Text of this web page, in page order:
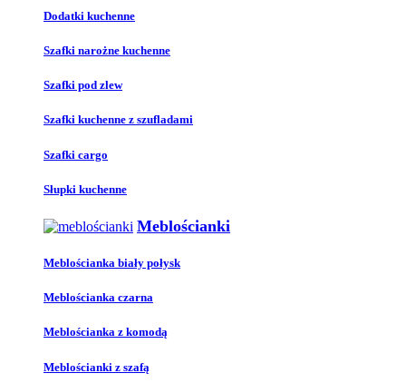
Dodatki kuchenne
Szafki narożne kuchenne
Szafki pod zlew
Szafki kuchenne z szufladami
Szafki cargo
Słupki kuchenne
Meblościanki
Meblościanka biały połysk
Meblościanka czarna
Meblościanka z komodą
Meblościanki z szafą